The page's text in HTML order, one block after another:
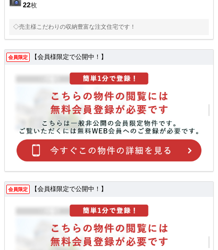
22枚
◇売主様こだわりの収納豊富な注文住宅です！
会員限定 【会員様限定で公開中！】
会員限定 【会員様限定で公開中！】